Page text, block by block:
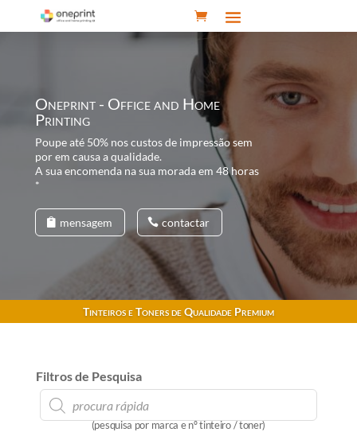
Oneprint - Office and Home
Printing
Poupe até 50% nos custos de impressão sem
por em causa a qualidade.
A sua encomenda na sua morada em 48 horas
*
mensagem contactar
Tinteiros e Toners de Qualidade Premium
Filtros de Pesquisa
Products
search
(pesquisa por marca e nº tinteiro / toner)